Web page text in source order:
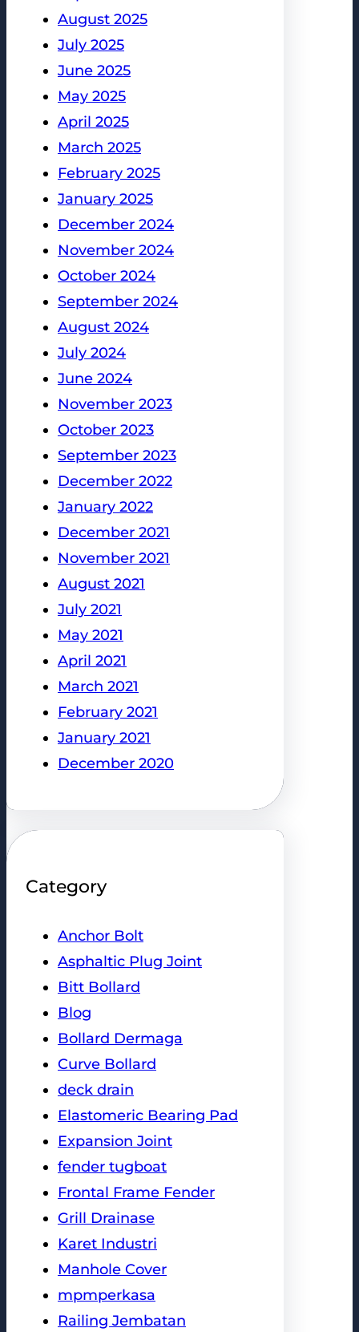
August 2025
July 2025
June 2025
May 2025
April 2025
March 2025
February 2025
January 2025
December 2024
November 2024
October 2024
September 2024
August 2024
July 2024
June 2024
November 2023
October 2023
September 2023
December 2022
January 2022
December 2021
November 2021
August 2021
July 2021
May 2021
April 2021
March 2021
February 2021
January 2021
December 2020
Category
Anchor Bolt
Asphaltic Plug Joint
Bitt Bollard
Blog
Bollard Dermaga
Curve Bollard
deck drain
Elastomeric Bearing Pad
Expansion Joint
fender tugboat
Frontal Frame Fender
Grill Drainase
Karet Industri
Manhole Cover
mpmperkasa
Railing Jembatan